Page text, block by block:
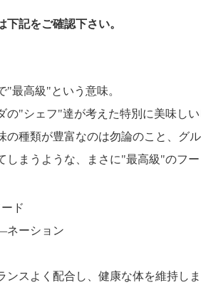
記をご確認下さい。
"最高級"という意味。
"シェフ"達が考えた特別に美味しい
種類が豊富なのは勿論のこと、グ
しまうような、まさに"最高級"のフ
ド
ネーション
スよく配合し、健康な体を維持しま